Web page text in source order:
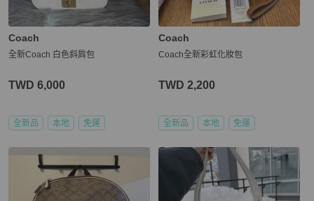
Coach
全新Coach 白色斜肩包
TWD 6,000
全新品 本地 免運
Coach
Coach全新彩虹化妝包
TWD 2,200
全新品 本地 免運